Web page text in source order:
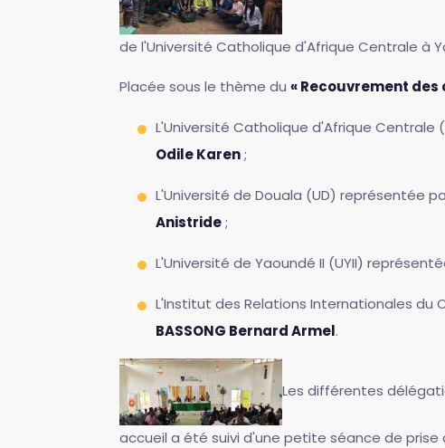
de l'Université Catholique d'Afrique Centrale à
Placée sous le thème du « Recouvrement des
L'Université Catholique d'Afrique Centrale
Odile Karen;
L'Université de Douala (UD) représentée
Anistride;
L'Université de Yaoundé II (UYII)
L'Institut des Relations Internationales du
BASSONG Bernard Armel.
Les différentes
accueil a été suivi d'une petite séance de